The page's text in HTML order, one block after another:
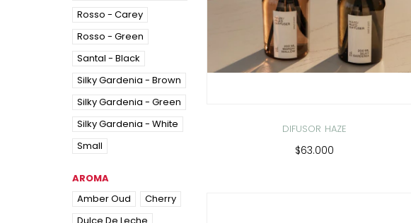
Rosso - Carey
Rosso - Green
Santal - Black
Silky Gardenia - Brown
Silky Gardenia - Green
Silky Gardenia - White
Small
AROMA
Amber Oud
Cherry
DIFUSOR HAZE
$63.000